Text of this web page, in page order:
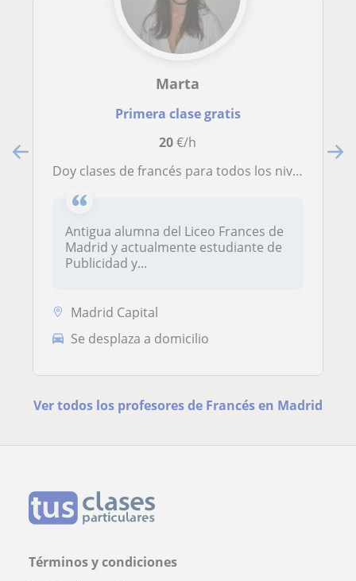
Marta
Primera clase gratis
20€/h
Doy clases de francés para todos los niveles y apoyo escolar
Antigua alumna del Liceo Frances de
Madrid y actualmente estudiante de
Publicidad y...
Madrid Capital
Se desplaza a domicilio
Ver todos los profesores de Francés en Madrid
Términos y condiciones